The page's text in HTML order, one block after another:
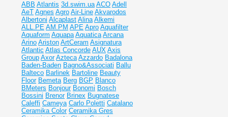
ABB Atlantis 3d.swim.ua ACO Adell
AeT Agnes Agro Air-Line Akvarodos
Albertoni Alcaplast Alina Alkemi
ALL.PE AM.PM APE Apro Aquafilter
Aquaform Aquapa Aquatica Arcana
Arino Ariston ArtCeram Asignatura
Atlantic Atlas Concorde AUX Axis
Group Axor Azteca Azzardo Badalona
Baden-Baden Bagno&Associati Ballu
Balteco Barlinek Bartoline Beauty
Floor Bemeta Berg BGP Blanco
BMeters Bonjour Bonomi Bosch
Bossini Brenor Brinex Bugnatese
Caleffi Cameya Carlo Poletti Catalano
Ceramika Color Ceramika Gres